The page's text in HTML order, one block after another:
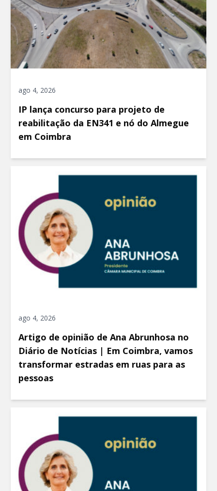
ago 4, 2026
IP lança concurso para projeto de
reabilitação da EN341 e nó do Almegue
em Coimbra
ago 4, 2026
Artigo de opinião de Ana Abrunhosa no
Diário de Notícias | Em Coimbra, vamos
transformar estradas em ruas para as
pessoas